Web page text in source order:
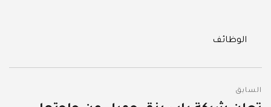
Categories
الوظائف
المقالات
السابق